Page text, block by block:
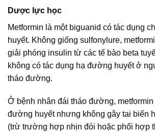
Dược lực học
Metformin là một biguanid có tác dụng
huyết. Không giống sulfonylure,
giải phóng insulin từ các tế bào beta
không có tác dụng hạ đường huyết ở
tháo đường.
Ở bệnh nhân đái tháo đường,
đường huyết nhưng không gây tai biến
(trừ trường hợp nhịn đói hoặc phối hợp